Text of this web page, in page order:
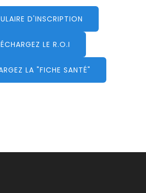
D'INSCRIPTION
LE R.O.I
LA "FICHE SANTÉ"